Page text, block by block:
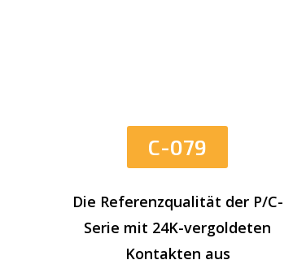
C-079
Die Referenzqualität der P/C-
Serie mit 24K-vergoldeten
Kontakten aus